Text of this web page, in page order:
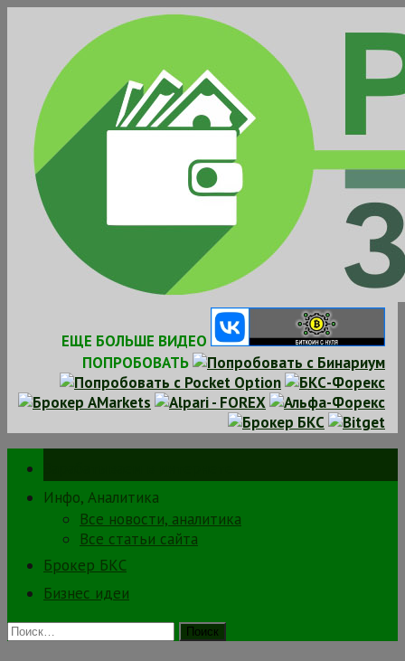
ЕЩЕ БОЛЬШЕ ВИДЕО
ПОПРОБОВАТЬ
Инфо, Аналитика
Все новости, аналитика
Все статьи сайта
Брокер БКС
Бизнес идеи
Найти: